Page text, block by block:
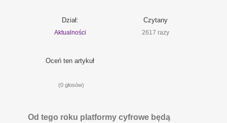
Dział:
Aktualności
Czytany
2617 razy
Oceń ten artykuł
(0 głosów)
Od tego roku platformy cyfrowe będą